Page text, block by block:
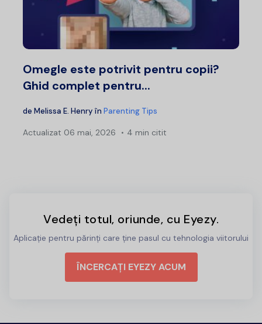
Omegle este potrivit pentru copii?
Ghid complet pentru...
de Melissa E. Henry în Parenting Tips
Actualizat 06 mai, 2026 4 min citit
Vedeți totul, oriunde, cu Eyezy.
Aplicație pentru părinți care ține pasul cu tehnologia viitorului
ÎNCERCAȚI EYEZY ACUM